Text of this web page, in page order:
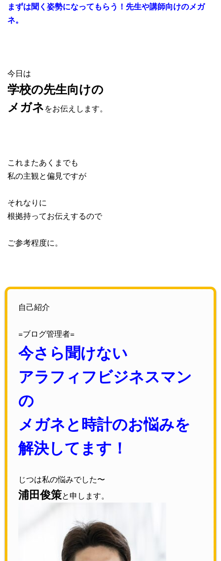
まずは聞く姿勢になってもらう！先生や講師向けのメガ
ネ。
今日は
学校の先生向けの
メガネをお伝えします。
これまたあくまでも
私の主観と偏見ですが
それなりに
根拠持ってお伝えするので
ご参考程度に。
自己紹介
=ブログ管理者=
今さら聞けない
アラフィフビジネスマン
の
メガネと時計のお悩みを
解決してます！
じつは私の悩みでした〜
浦田俊策と申します。